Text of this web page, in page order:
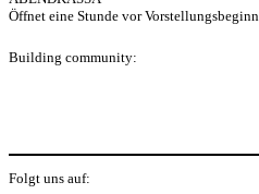
Öffnet eine Stunde vor Vorstellungsbeginn
Building community:
P
Folgt uns auf: